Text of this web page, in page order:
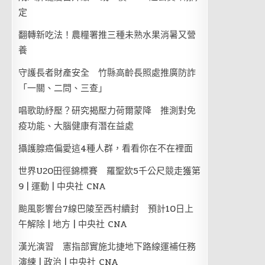
定
翻轉新吃法！農糧署推三種未熟水果消暑又營
養
守護長者財產安全 竹縣高齡長照處推廣防詐
「一關、二問、三查」
唱歌助紓壓？研究揭壓力荷爾蒙降 推測對免
疫功能、大腦健康有潛在益處
攝護腺癌偏愛這4種人群，看看你在不在裡面
世界U20田徑錦標賽 羅聖欽5千公尺競走獲第
9 | 運動 | 中央社 CNA
颱風影響台7線巴陵至西村續封 預計10日上
午解除 | 地方 | 中央社 CNA
漢光演習 憲指部實施北捷地下路線運補任務
演練 | 政治 | 中央社 CNA